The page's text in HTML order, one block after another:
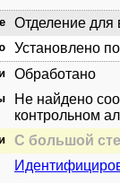
Отделение для
Установлено
Обработано
Не найдено
контрольном
С большой